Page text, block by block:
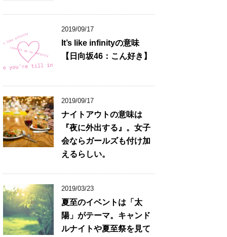
2019/09/17
It’s like infinityの意味
【日向坂46：こん好き】
2019/09/17
ナイトアウトの意味は
『夜に外出する』。女子
会ならガールズも付け加
えるらしい。
2019/03/23
夏至のイベントは「太
陽」がテーマ。キャンド
ルナイトや夏至祭を見て